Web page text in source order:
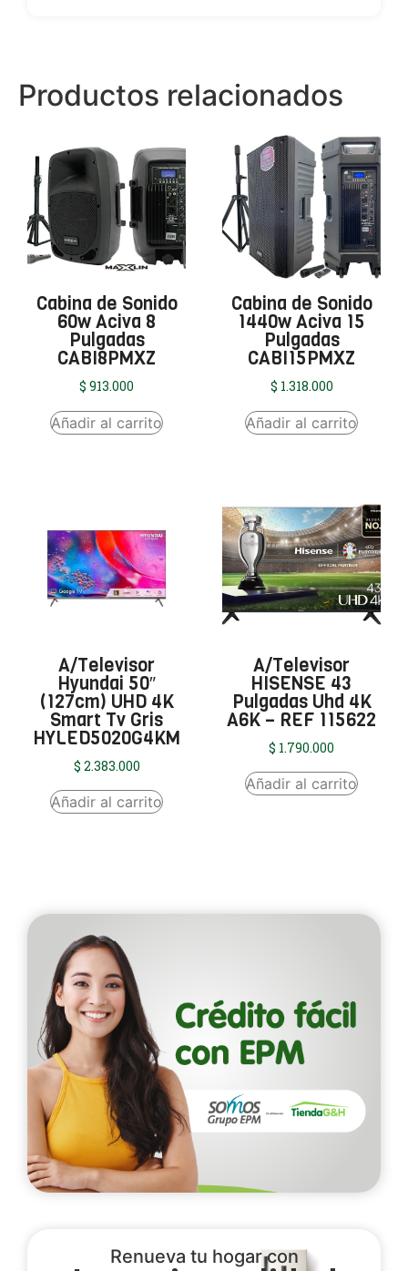
Productos relacionados
Cabina de Sonido
60w Aciva 8
Pulgadas
CABI8PMXZ
$ 913.000
Añadir al carrito
Cabina de Sonido
1440w Aciva 15
Pulgadas
CABI15PMXZ
$ 1.318.000
Añadir al carrito
A/Televisor
Hyundai 50″
(127cm) UHD 4K
Smart Tv Gris
HYLED5020G4KM
$ 2.383.000
Añadir al carrito
A/Televisor
HISENSE 43
Pulgadas Uhd 4K
A6K – REF 115622
$ 1.790.000
Añadir al carrito
Renueva tu hogar con